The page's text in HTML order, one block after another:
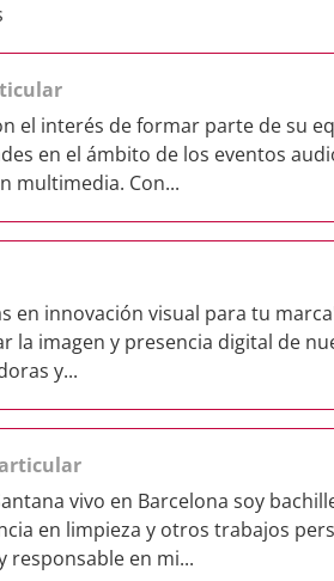
el interés de formar parte de su
en el ámbito de los eventos
multimedia. Con...
en innovación visual para tu
la imagen y presencia digital de
y...
vivo en Barcelona soy
en limpieza y otros trabajos
responsable en mi...